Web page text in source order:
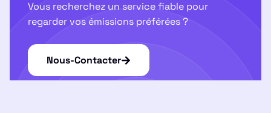
Vous recherchez un service fiable pour
regarder vos émissions préférées ?
Nous-Contacter